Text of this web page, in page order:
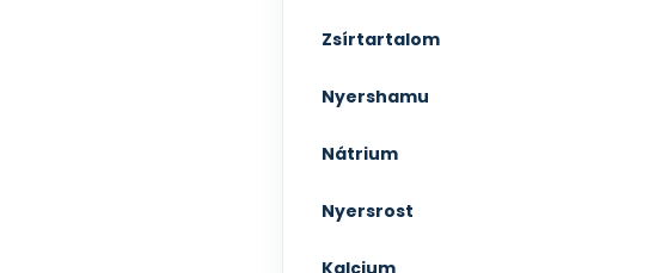
Zsírtartalom
Nyershamu
Nátrium
Nyersrost
Kalcium